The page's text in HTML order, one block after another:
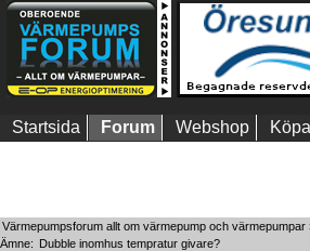
Startsida Forum Webshop
Värmepumpsforum allt om värmepump och värmepumpar
Ämne: Dubble inomhus tempratur givare?